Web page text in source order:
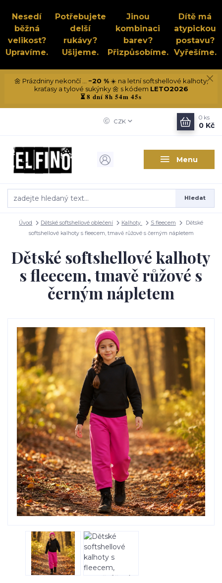
Nesedí
běžná
velikost?
Upravíme.
Potřebujete
delší
rukávy?
Ušijeme.
Jinou
kombinaci
barev?
Přizpůsobíme.
Dítě má
atypickou
postavu?
Vyřešíme.
🌼 Prázdniny nekončí ... −20 %☀️ na letní softshellové kalhoty,
kraťasy a tylové sukýnky 🌼 s kódem LETO2026
⏳8 dní 8h 54m 44s
Menu
CZK
Hledat
0 ks
0 Kč
Úvod Dětské softshellové oblečení Kalhoty S fleecem
Dětské
softshellové kalhoty s fleecem, tmavě růžové s černým nápletem
Dětské softshellové kalhoty
s fleecem, tmavě růžové s
černým nápletem